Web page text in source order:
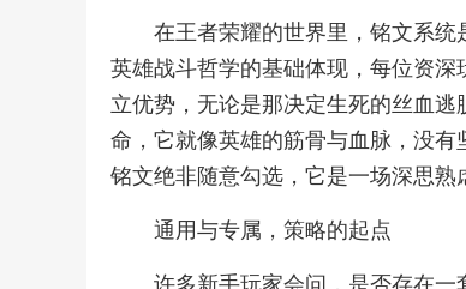
在王者荣耀的世界里，铭文系
英雄战斗哲学的基础体现，每位资
立优势，无论是那决定生死的丝血
命，它就像英雄的筋骨与血脉，没
铭文绝非随意勾选，它是一场深思熟
通用与专属，策略的起点
许多新手玩家会问，是否存在